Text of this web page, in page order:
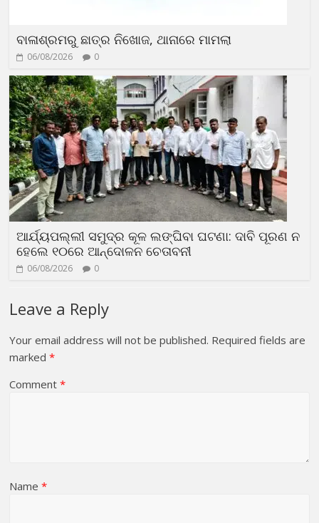
ବାଳାଶ୍ରମରୁ ଛାତ୍ର ନିଖୋଜ, ଥାନାରେ ମାମଲା
06/08/2026 0
ଆର୍ଯ୍ୟପଲ୍ଲୀ ସମୁଦ୍ର କୂଳ ଲଙ୍ଘିବା ଘଟଣା: ଦାବି ପୂରଣ ନ
ହେଲେ ୧୦ରେ ଆନ୍ଦୋଳନ ଚେତାବନୀ
06/08/2026 0
Leave a Reply
Your email address will not be published. Required fields are
marked*
Comment*
Name*